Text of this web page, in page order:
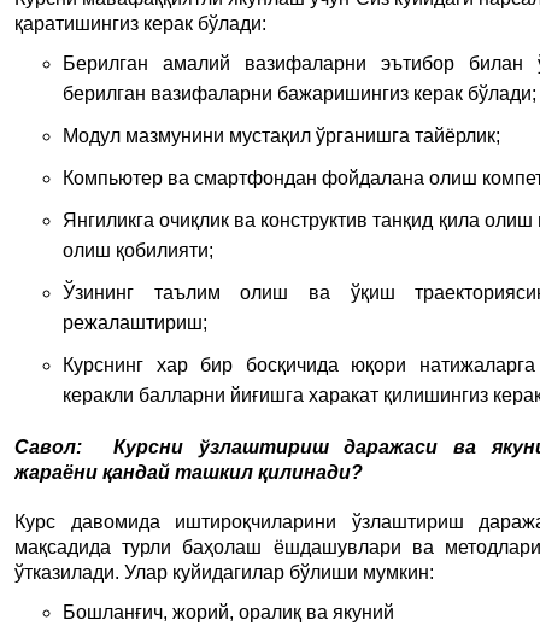
қаратишингиз керак бўлади:
Берилган амалий вазифаларни эътибор билан
берилган вазифаларни бажаришингиз керак бўлади;
Модул мазмунини мустақил ўрганишга тайёрлик;
Компьютер ва смартфондан фойдалана олиш
Янгиликга очиқлик ва конструктив танқид қила олиш
олиш қобилияти;
Ўзининг таълим олиш ва ўқиш
режалаштириш;
Курснинг хар бир босқичида юқори
керакли балларни йиғишга харакат қилишингиз
Савол:
Курсни ўзлаштириш даражаси ва
жараёни қандай ташкил қилинади?
Курс давомида иштироқчиларини ўзлаштириш
мақсадида турли баҳолаш ёшдашувлари ва
ўтказилади. Улар куйидагилар бўлиши мумкин:
Бошланғич, жорий, оралиқ ва якуний